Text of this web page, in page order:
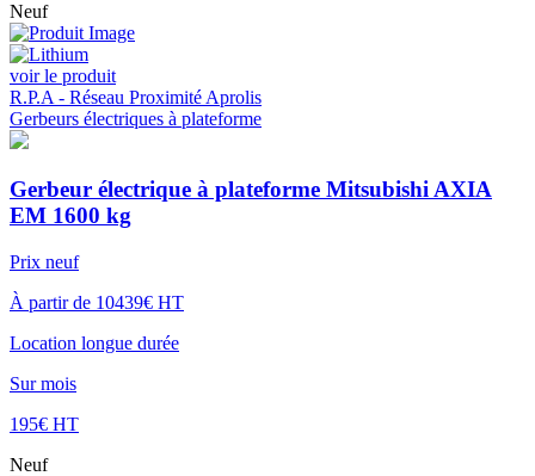
Neuf
voir le produit
R.P.A - Réseau Proximité Aprolis
Gerbeurs électriques à plateforme
Gerbeur électrique à plateforme Mitsubishi AXIA
EM 1600 kg
Prix neuf
À partir de 10439€ HT
Location longue durée
Sur mois
195€ HT
Neuf